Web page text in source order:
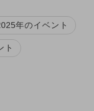
年のイベント
ト